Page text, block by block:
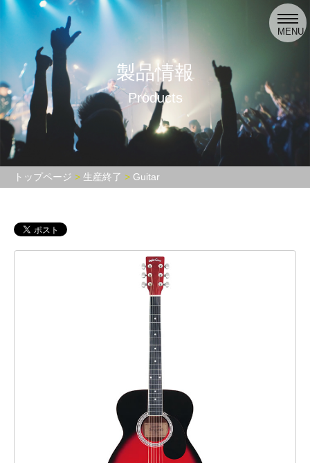
MENU
製品情報
Products
トップページ 生産終了 Guitar